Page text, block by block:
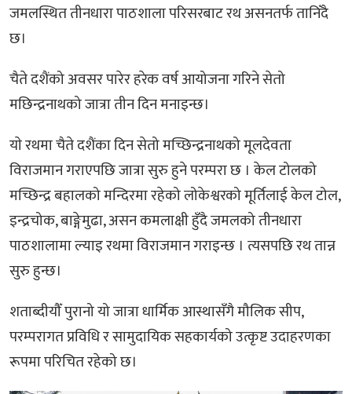
जमलस्थित तीनधारा पाठशाला परिसरबाट रथ असनतर्फ तानिँदै
छ।
चैते दशैंको अवसर पारेर हरेक वर्ष आयोजना गरिने सेतो
मछिन्द्रनाथको जात्रा तीन दिन मनाइन्छ।
याे रथमा चैते दशैंका दिन सेतो मच्छिन्द्रनाथको मूलदेवता
विराजमान गराएपछि जात्रा सुरु हुने परम्परा छ । केल टोलको
मच्छिन्द्र बहालको मन्दिरमा रहेको लोकेश्वरको मूर्तिलाई केल टोल,
इन्द्रचोक, बाङ्गेमुढा, असन कमलाक्षी हुँदै जमलको तीनधारा
पाठशालामा ल्याइ रथमा विराजमान गराइन्छ । त्यसपछि रथ तान्न
सुरु हुन्छ।
शताब्दीयौँ पुरानो यो जात्रा धार्मिक आस्थासँगै मौलिक सीप,
परम्परागत प्रविधि र सामुदायिक सहकार्यको उत्कृष्ट उदाहरणका
रूपमा परिचित रहेको छ।